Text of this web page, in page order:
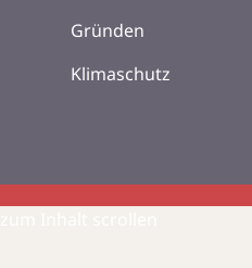
Gründen
Klimaschutz